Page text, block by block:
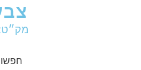
מק״ט: 4948